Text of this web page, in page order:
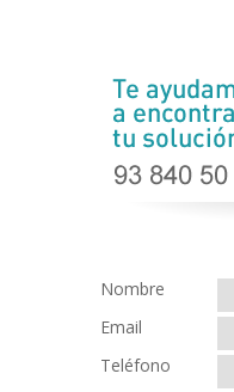
Nombre
Email
Teléfono